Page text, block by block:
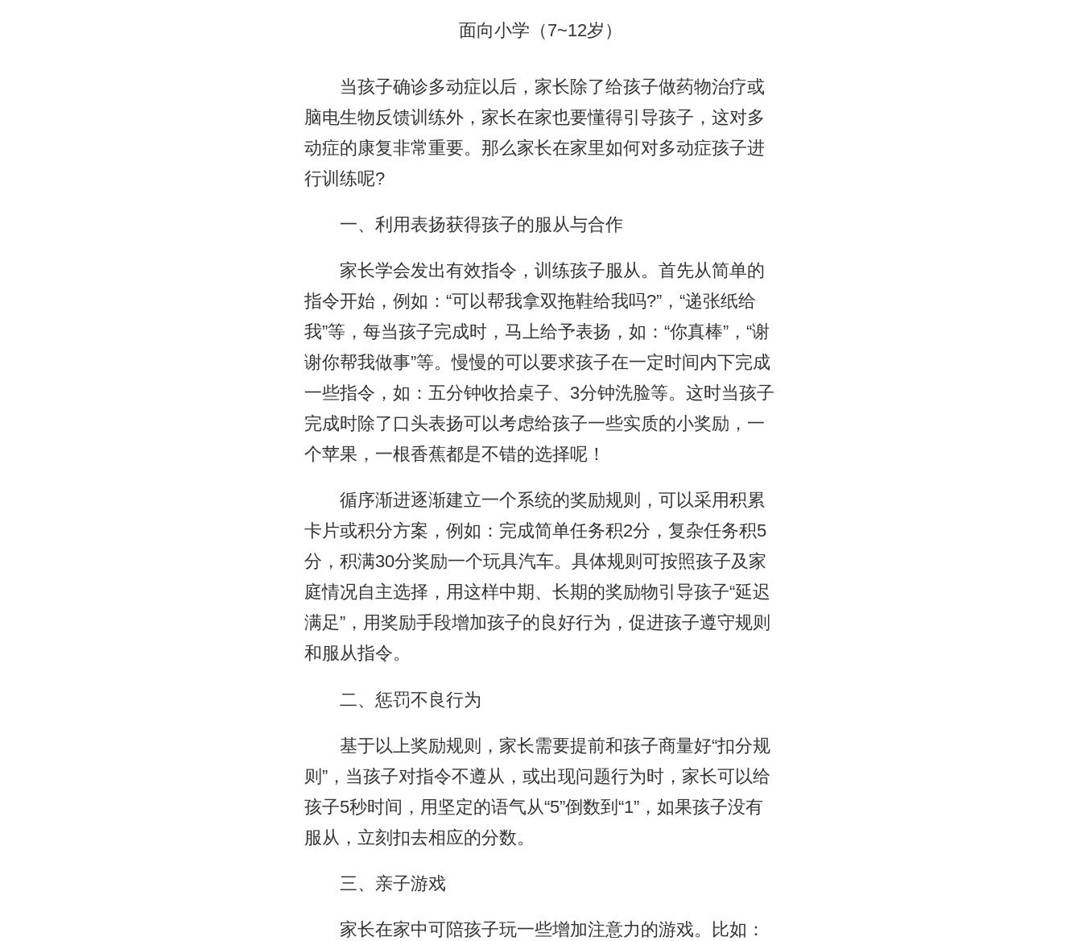
面向小学（7~12岁）
当孩子确诊多动症以后，家长除了给孩子做药物治疗或
脑电生物反馈训练外，家长在家也要懂得引导孩子，这对多
动症的康复非常重要。那么家长在家里如何对多动症孩子进
行训练呢?
一、利用表扬获得孩子的服从与合作
家长学会发出有效指令，训练孩子服从。首先从简单的
指令开始，例如：“可以帮我拿双拖鞋给我吗?”，“递张纸给
我”等，每当孩子完成时，马上给予表扬，如：“你真棒”，“谢
谢你帮我做事”等。慢慢的可以要求孩子在一定时间内下完成
一些指令，如：五分钟收拾桌子、3分钟洗脸等。这时当孩子
完成时除了口头表扬可以考虑给孩子一些实质的小奖励，一
个苹果，一根香蕉都是不错的选择呢！
循序渐进逐渐建立一个系统的奖励规则，可以采用积累
卡片或积分方案，例如：完成简单任务积2分，复杂任务积5
分，积满30分奖励一个玩具汽车。具体规则可按照孩子及家
庭情况自主选择，用这样中期、长期的奖励物引导孩子“延迟
满足”，用奖励手段增加孩子的良好行为，促进孩子遵守规则
和服从指令。
二、惩罚不良行为
基于以上奖励规则，家长需要提前和孩子商量好“扣分规
则”，当孩子对指令不遵从，或出现问题行为时，家长可以给
孩子5秒时间，用坚定的语气从“5”倒数到“1”，如果孩子没有
服从，立刻扣去相应的分数。
三、亲子游戏
家长在家中可陪孩子玩一些增加注意力的游戏。比如：